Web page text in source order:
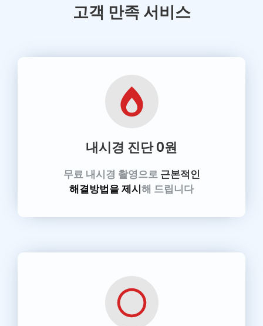
고객 만족 서비스
내시경 진단0원
무료 내시경 촬영으로 근본적인
해결방법을 제시해 드립니다